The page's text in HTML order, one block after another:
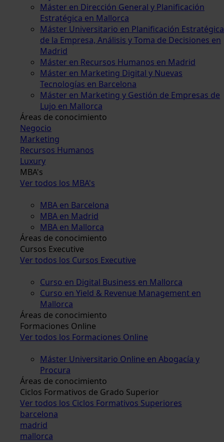
Máster en Dirección General y Planificación
Estratégica en Mallorca
Máster Universitario en Planificación Estratégica
de la Empresa, Análisis y Toma de Decisiones en
Madrid
Máster en Recursos Humanos en Madrid
Máster en Marketing Digital y Nuevas
Tecnologías en Barcelona
Máster en Marketing y Gestión de Empresas de
Lujo en Mallorca
Áreas de conocimiento
Negocio
Marketing
Recursos Humanos
Luxury
MBA's
Ver todos los MBA's
MBA en Barcelona
MBA en Madrid
MBA en Mallorca
Áreas de conocimiento
Cursos Executive
Ver todos los Cursos Executive
Curso en Digital Business en Mallorca
Curso en Yield & Revenue Management en
Mallorca
Áreas de conocimiento
Formaciones Online
Ver todos los Formaciones Online
Máster Universitario Online en Abogacía y
Procura
Áreas de conocimiento
Ciclos Formativos de Grado Superior
Ver todos los Ciclos Formativos Superiores
barcelona
madrid
mallorca